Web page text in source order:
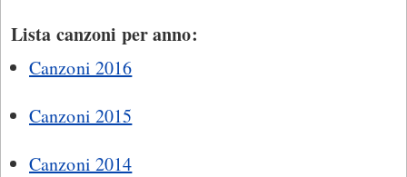
Lista canzoni per anno:
Canzoni 2016
Canzoni 2015
Canzoni 2014